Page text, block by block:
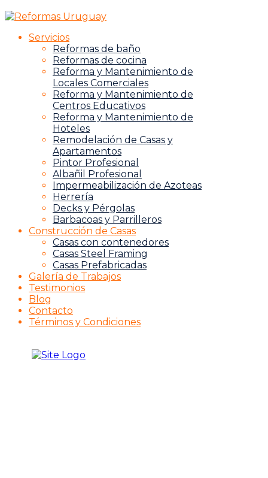
Servicios
Reformas de baño
Reformas de cocina
Reforma y Mantenimiento de
Locales Comerciales
Reforma y Mantenimiento de
Centros Educativos
Reforma y Mantenimiento de
Hoteles
Remodelación de Casas y
Apartamentos
Pintor Profesional
Albañil Profesional
Impermeabilización de Azoteas
Herrería
Decks y Pérgolas
Barbacoas y Parrilleros
Construcción de Casas
Casas con contenedores
Casas Steel Framing
Casas Prefabricadas
Galería de Trabajos
Testimonios
Blog
Contacto
Términos y Condiciones